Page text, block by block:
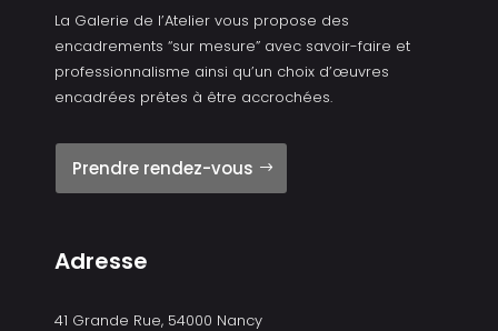
La Galerie de l’Atelier vous propose des
encadrements “sur mesure” avec savoir-faire et
professionnalisme ainsi qu’un choix d’œuvres
encadrées prêtes à être accrochées.
Prendre rendez-vous
Adresse
41 Grande Rue, 54000 Nancy